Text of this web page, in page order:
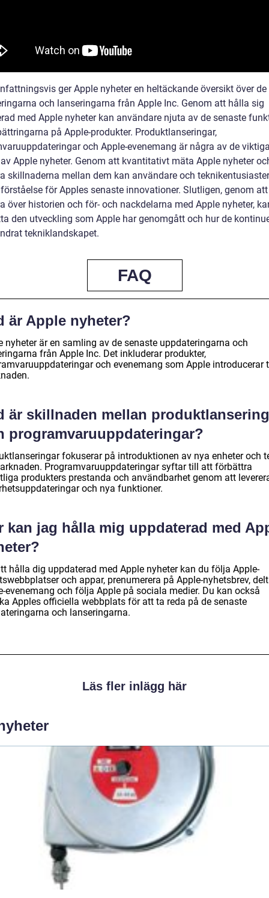
ger Apple nyheter en heltäckande översikt över de
och lanseringarna från Apple Inc. Genom att hålla sig
med Apple nyheter kan användare njuta av de senaste
på Apple-produkter. Produktlanseringar,
och Apple-evenemang är några av de
Apple nyheter. Genom att kvantitativt mäta Apple nyheter
skillnaderna mellan dem kan användare och
för Apples senaste innovationer. Slutligen, genom att
över historien och för- och nackdelarna med Apple nyheter,
den utveckling som Apple har genomgått och hur de
tekniklandskapet.
FAQ
är Apple nyheter?
nyheter är en samling av de senaste uppdateringarna och
från Apple Inc. Det inkluderar produkter,
och evenemang som Apple introducerar
är skillnaden mellan
programvaruuppdateringar?
fokuserar på introduktionen av nya enheter och
Programvaruuppdateringar syftar till att förbättra
produkters prestanda och användbarhet genom att
och nya funktioner.
kan jag hålla mig uppdaterad med
hålla dig uppdaterad med Apple nyheter kan du följa Apple-
och appar, prenumerera på Apple-nyhetsbrev,
evenemang och följa Apple på sociala medier. Du kan också
Apples officiella webbplats för att ta reda på de senaste
och lanseringarna.
Läs fler inlägg här